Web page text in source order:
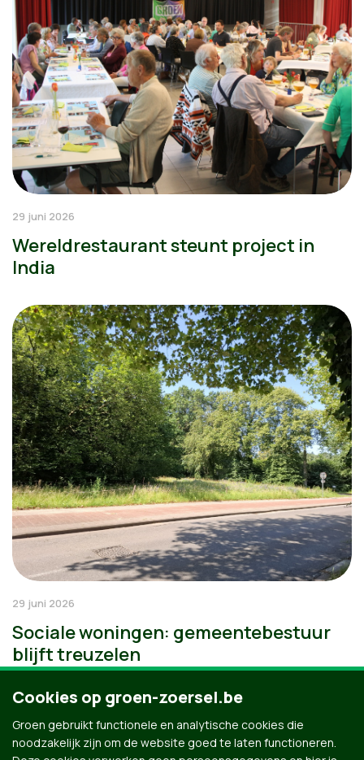
29 juni 2026
Wereldrestaurant steunt project in
India
29 juni 2026
Sociale woningen: gemeentebestuur
blijft treuzelen
Cookies op groen-zoersel.be
Groen gebruikt functionele en analytische cookies die
noodzakelijk zijn om de website goed te laten functioneren.